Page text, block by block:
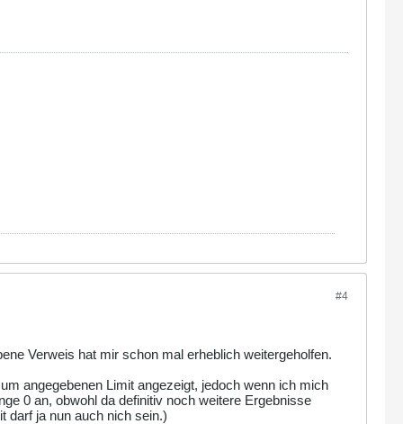
#4
Verweis hat mir schon mal erheblich weitergeholfen.
angegebenen Limit angezeigt, jedoch wenn ich mich
0 an, obwohl da definitiv noch weitere Ergebnisse
darf ja nun auch nich sein.)